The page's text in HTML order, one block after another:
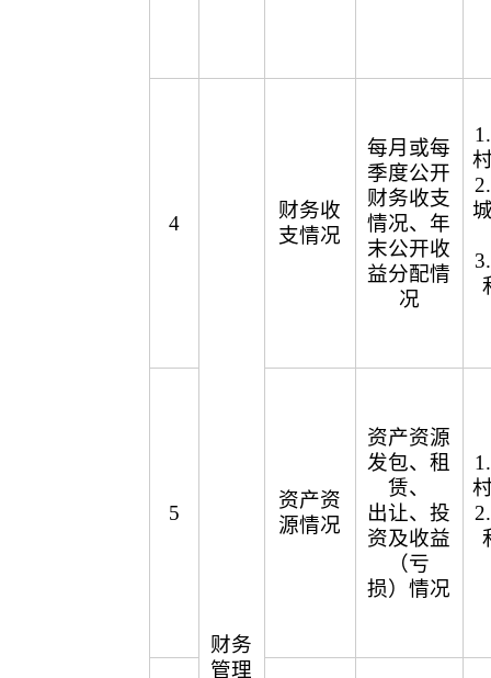
4
财务
管理
财务收
支情况
每月或每
季度公开
财务收支
情况、年
末公开收
益分配情
况
5
资产资
源情况
资产资源
发包、租
赁、
出让、投
资及收益
（亏
损）情况